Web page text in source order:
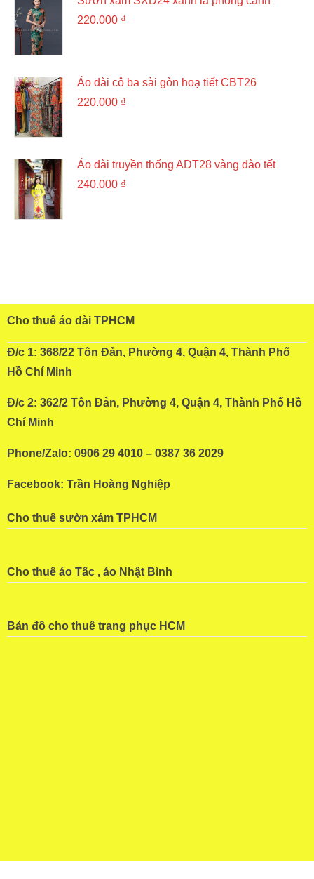
220.000 ₫
Áo dài cô ba sài gòn hoạ tiết CBT26
220.000 ₫
Áo dài truyền thống ADT28 vàng đào tết
240.000 ₫
Cho thuê áo dài TPHCM
Đ/c 1: 368/22 Tôn Đản, Phường 4, Quận 4, Thành Phố
Hồ Chí Minh
Đ/c 2: 362/2 Tôn Đản, Phường 4, Quận 4, Thành Phố Hồ
Chí Minh
Phone/Zalo: 0906 29 4010 – 0387 36 2029
Facebook: Trần Hoàng Nghiệp
Cho thuê sườn xám TPHCM
Cho thuê áo Tấc , áo Nhật Bình
Bản đồ cho thuê trang phục HCM